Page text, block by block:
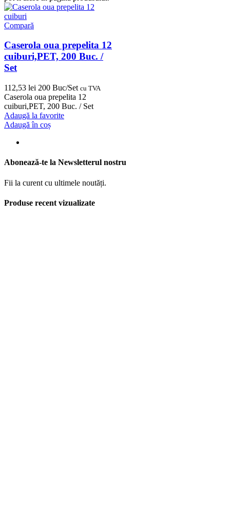
Compară
Caserola oua prepelita 12
cuiburi,PET, 200 Buc. /
Set
112,53 lei 200 Buc/Set cu TVA
Caserola oua prepelita 12
cuiburi,PET, 200 Buc. / Set
Adaugă la favorite
Adaugă în coș
Abonează-te la Newsletterul nostru
Fii la curent cu ultimele noutăți.
Produse recent vizualizate